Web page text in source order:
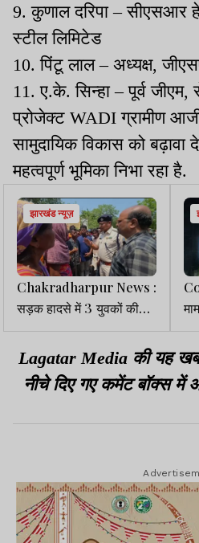
9. कुणाल दरिपा – सीएसआर
स्टील लिमिटेड
10. पिंटू लाल – अध्यक्ष,
11. ए.के. सिन्हा – पूर्व जीएम,
प्रोजेक्ट WADI ग्रामीण
सामुदायिक विकास को बढ़ावा
महत्वपूर्ण भूमिका निभा रहा है.
झारखंड न्यूज़
Chakradharpur News :
सड़क हादसे में 3 युवकों की
मौत के दूसरे दिन ग्रामीणों ने दो
घंटे जाम रखी सड़क
Lagatar Media की यह
नीचे दिए गए कमेंट बॉक्स में